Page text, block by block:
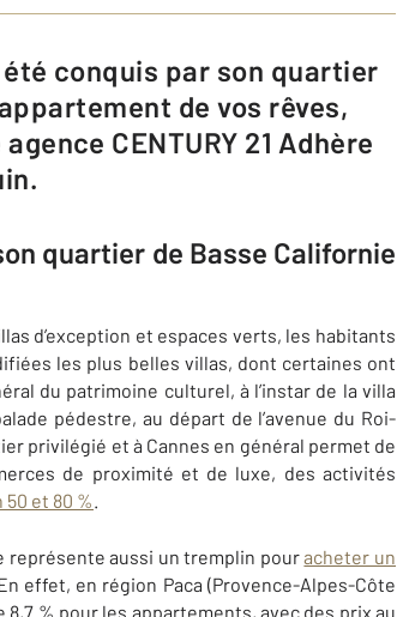
de vos rêves,
CENTURY 21 Adhère
quartier de Basse Californie
d’exception et espaces verts, les habitants
les plus belles villas, dont certaines ont
du patrimoine culturel, à l’instar de la villa
pédestre, au départ de l’avenue du Roi-
privilégié et à Cannes en général permet de
de proximité et de luxe, des activités
et 80 % .
représente aussi un tremplin pouracheter un
effet, en région Paca (Provence-Alpes-Côte
8,7 % pour les appartements, avec des prix au